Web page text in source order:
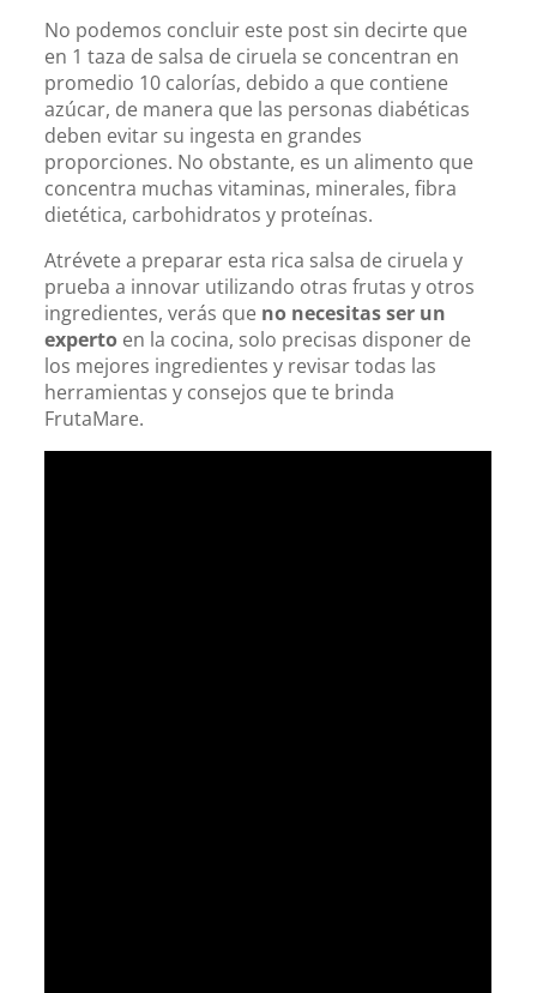
No podemos concluir este post sin decirte que
en 1 taza de salsa de ciruela se concentran en
promedio 10 calorías, debido a que contiene
azúcar, de manera que las personas diabéticas
deben evitar su ingesta en grandes
proporciones. No obstante, es un alimento que
concentra muchas vitaminas, minerales, fibra
dietética, carbohidratos y proteínas.
Atrévete a preparar esta rica salsa de ciruela y
prueba a innovar utilizando otras frutas y otros
ingredientes, verás que no necesitas ser un
experto en la cocina, solo precisas disponer de
los mejores ingredientes y revisar todas las
herramientas y consejos que te brinda
FrutaMare.